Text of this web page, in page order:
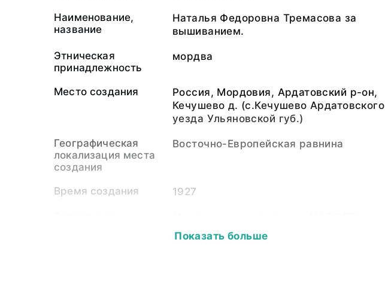
Наименование,
название
Наталья Федоровна Тремасова за
вышиванием.
Этническая
принадлежность
мордва
Место создания
Россия, Мордовия, Ардатовский р-он,
Кечушево д. (с.Кечушево Ардатовского
уезда Ульяновской губ.)
Географическая
локализация места
создания
Восточно-Европейская равнина
Время создания 1927
Бубрих Дмитрий Владимирович (13 [25]
Показать больше